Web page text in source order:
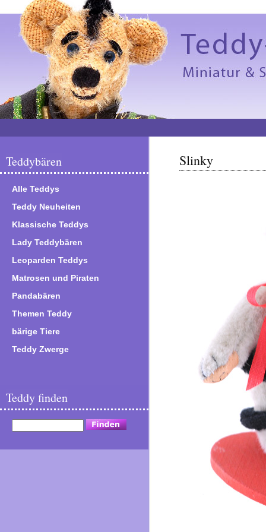
Teddybären
Alle Teddys
Teddy Neuheiten
Klassische Teddys
Lady Teddybären
Leoparden Teddys
Matrosen und Piraten
Pandabären
Themen Teddy
bärige Tiere
Teddy Zwerge
Teddy finden
Slinky